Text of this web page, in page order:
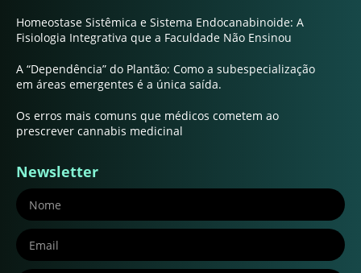
Homeostase Sistêmica e Sistema Endocanabinoide: A
Fisiologia Integrativa que a Faculdade Não Ensinou
A “Dependência” do Plantão: Como a subespecialização
em áreas emergentes é a única saída.
Os erros mais comuns que médicos cometem ao
prescrever cannabis medicinal
Newsletter